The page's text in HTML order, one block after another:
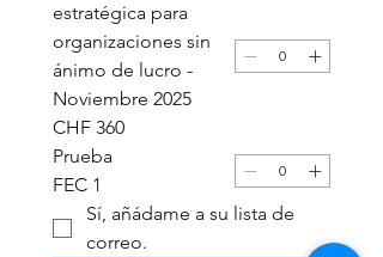
estratégica para
organizaciones sin
ánimo de lucro -
Noviembre 2025
CHF 360
Prueba
FEC 1
Sí, añádame a su lista de
correo.